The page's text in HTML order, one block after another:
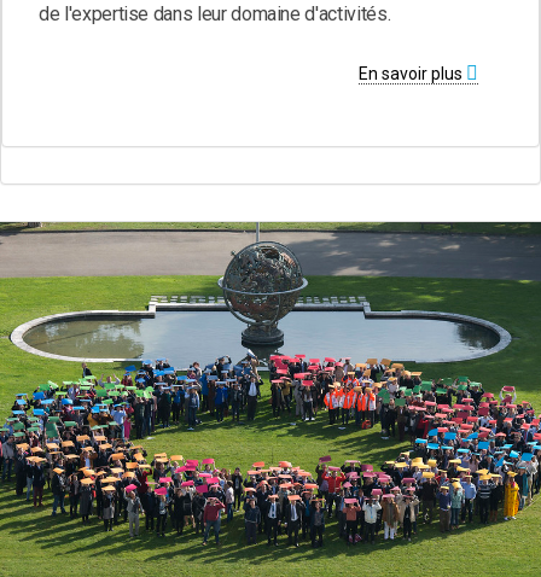
de l'expertise dans leur domaine d'activités.
En savoir plus